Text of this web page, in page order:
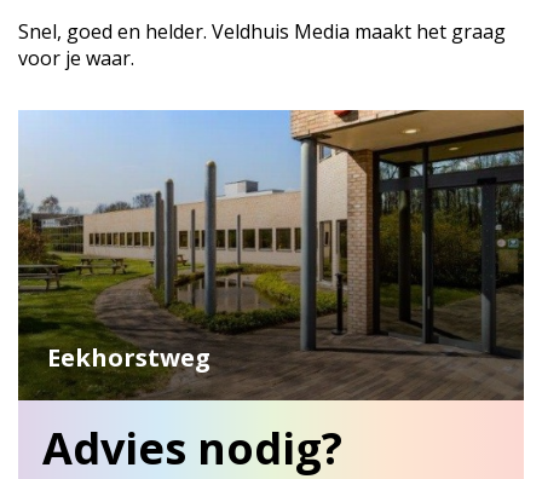
Snel, goed en helder. Veldhuis Media maakt het graag
voor je waar.
Eekhorstweg
Advies nodig?